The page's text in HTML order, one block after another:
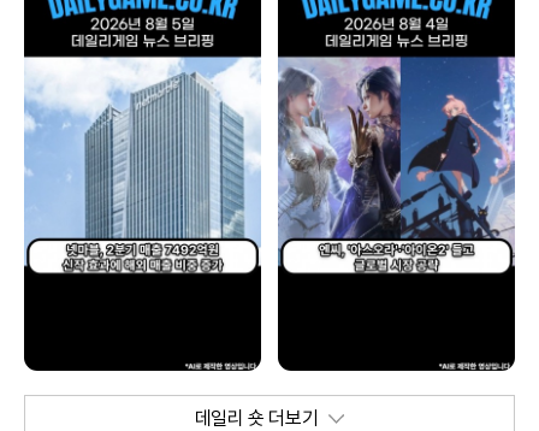
데일리 숏 더보기